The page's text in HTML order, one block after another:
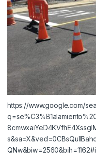
https://www.google.com/